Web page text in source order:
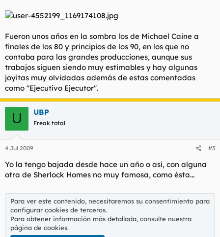
Fueron unos años en la sombra los de Michael Caine a
finales de los 80 y principios de los 90, en los que no
contaba para las grandes producciones, aunque sus
trabajos siguen siendo muy estimables y hay algunas
joyitas muy olvidadas además de estas comentadas
como "Ejecutivo Ejecutor".
U UBP
Freak total
4 Jul 2009 #3
Yo la tengo bajada desde hace un año o así, con alguna
otra de Sherlock Homes no muy famosa, como ésta...
Para ver este contenido, necesitaremos su consentimiento para
configurar cookies de terceros.
Para obtener información más detallada, consulte nuestra
página de cookies.